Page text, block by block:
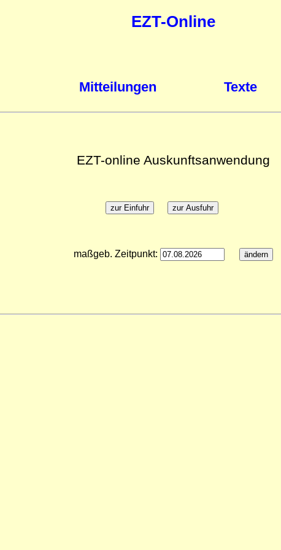
EZT-Online
Mitteilungen Texte
EZT-online Auskunftsanwendung
maßgeb. Zeitpunkt: